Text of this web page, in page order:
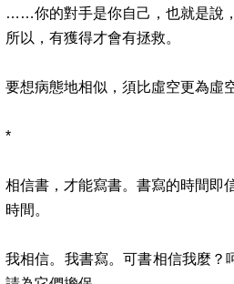
……你的對手是你自己，也就是說
所以，有獲得才會有拯救。
要想病態地相似，須比虛空更為虛空
*
相信書，才能寫書。書寫的時間即
時間。
我相信。我書寫。可書相信我麼？